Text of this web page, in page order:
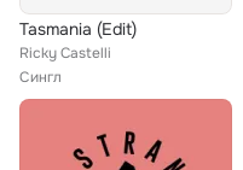
Tasmania (Edit)
Ricky Castelli
Сингл